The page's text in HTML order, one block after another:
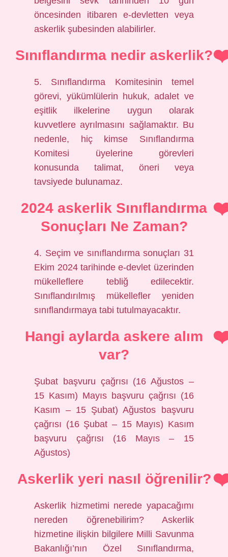
öncesinden itibaren e-devletten veya
askerlik şubesinden alabilirler.
Sınıflandırma nedir askerlik?
5. Sınıflandırma Komitesinin temel
görevi, yükümlülerin hukuk, adalet ve
eşitlik ilkelerine uygun olarak
kuvvetlere ayrılmasını sağlamaktır. Bu
nedenle, hiç kimse Sınıflandırma
Komitesi üyelerine görevleri
konusunda talimat, öneri veya
tavsiyede bulunamaz.
2024 askerlik Sınıflandırma
Sonuçları Ne Zaman?
4. Seçim ve sınıflandırma sonuçları 31
Ekim 2024 tarihinde e-devlet üzerinden
mükelleflere tebliğ edilecektir.
Sınıflandırılmış mükellefler yeniden
sınıflandırmaya tabi tutulmayacaktır.
Hangi aylarda askere alım
var?
Şubat başvuru çağrısı (16 Ağustos –
15 Kasım) Mayıs başvuru çağrısı (16
Kasım – 15 Şubat) Ağustos başvuru
çağrısı (16 Şubat – 15 Mayıs) Kasım
başvuru çağrısı (16 Mayıs – 15
Ağustos)
Askerlik yeri nasıl öğrenilir?
Askerlik hizmetimi nerede yapacağımı
nereden öğrenebilirim? Askerlik
hizmetine ilişkin bilgilere Milli Savunma
Bakanlığı’nın Özel Sınıflandırma,